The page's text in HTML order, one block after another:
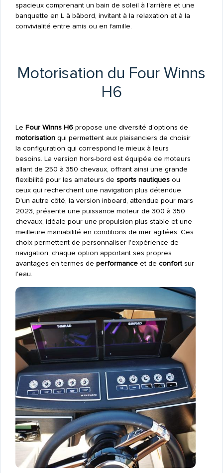
spacieux comprenant un bain de soleil à l'arrière et une
banquette en L à bâbord, invitant à la relaxation et à la
convivialité entre amis ou en famille.
Motorisation du Four Winns
H6
Le Four Winns H6propose une diversité d'options de
motorisationqui permettent aux plaisanciers de choisir
la configuration qui correspond le mieux à leurs
besoins. La version hors-bord est équipée de moteurs
allant de 250 à 350 chevaux, offrant ainsi une grande
flexibilité pour les amateurs de sports nautiquesou
ceux qui recherchent une navigation plus détendue.
D'un autre côté, la version inboard, attendue pour mars
2023, présente une puissance moteur de 300 à 350
chevaux, idéale pour une propulsion plus stable et une
meilleure maniabilité en conditions de mer agitées. Ces
choix permettent de personnaliser l'expérience de
navigation, chaque option apportant ses propres
avantages en termes de performanceet de confortsur
l'eau.